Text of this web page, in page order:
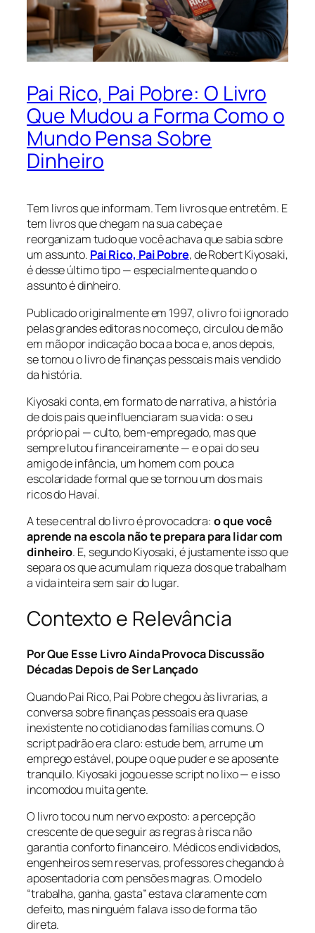
Pai Rico, Pai Pobre: O Livro
Que Mudou a Forma Como o
Mundo Pensa Sobre
Dinheiro
Tem livros que informam. Tem livros que entretêm. E
tem livros que chegam na sua cabeça e
reorganizam tudo que você achava que sabia sobre
um assunto. Pai Rico, Pai Pobre, de Robert Kiyosaki,
é desse último tipo — especialmente quando o
assunto é dinheiro.
Publicado originalmente em 1997, o livro foi ignorado
pelas grandes editoras no começo, circulou de mão
em mão por indicação boca a boca e, anos depois,
se tornou o livro de finanças pessoais mais vendido
da história.
Kiyosaki conta, em formato de narrativa, a história
de dois pais que influenciaram sua vida: o seu
próprio pai — culto, bem-empregado, mas que
sempre lutou financeiramente — e o pai do seu
amigo de infância, um homem com pouca
escolaridade formal que se tornou um dos mais
ricos do Havaí.
A tese central do livro é provocadora:o que você
aprende na escola não te prepara para lidar com
dinheiro. E, segundo Kiyosaki, é justamente isso que
separa os que acumulam riqueza dos que trabalham
a vida inteira sem sair do lugar.
Contexto e Relevância
Por Que Esse Livro Ainda Provoca Discussão
Décadas Depois de Ser Lançado
Quando Pai Rico, Pai Pobre chegou às livrarias, a
conversa sobre finanças pessoais era quase
inexistente no cotidiano das famílias comuns. O
script padrão era claro: estude bem, arrume um
emprego estável, poupe o que puder e se aposente
tranquilo. Kiyosaki jogou esse script no lixo — e isso
incomodou muita gente.
O livro tocou num nervo exposto: a percepção
crescente de que seguir as regras à risca não
garantia conforto financeiro. Médicos endividados,
engenheiros sem reservas, professores chegando à
aposentadoria com pensões magras. O modelo
“trabalha, ganha, gasta” estava claramente com
defeito, mas ninguém falava isso de forma tão
direta.